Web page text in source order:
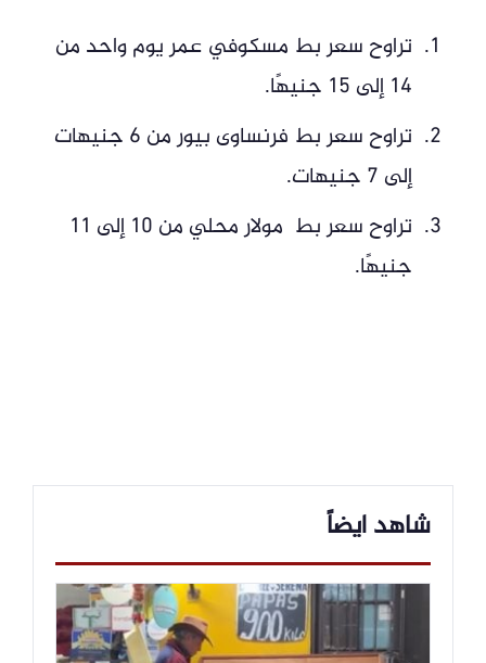
تراوح سعر بط مسكوفي عمر يوم واحد من
14 إلى 15 جنيهًا.
تراوح سعر بط فرنساوى بيور من 6 جنيهات
إلى 7 جنيهات.
تراوح سعر بط مولار محلي من 10 إلى 11
جنيهًا.
شاهد ايضاً